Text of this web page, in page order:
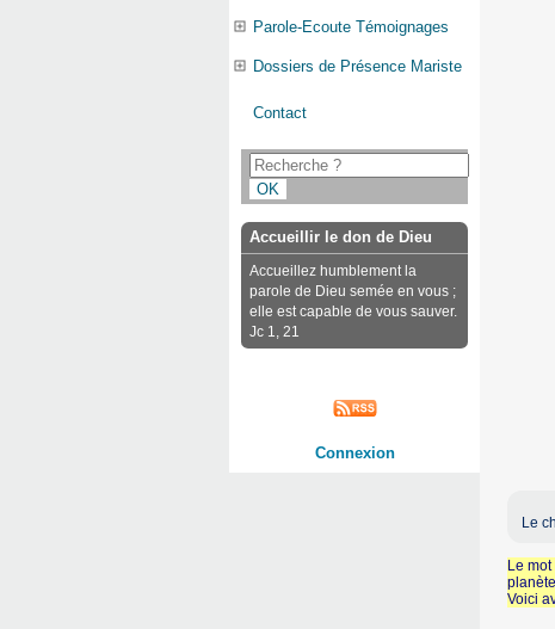
Le
Le
Voici
Parole-Ecoute Témoignages
Dossiers de Présence Mariste
Contact
Accueillir le don de Dieu
Accueillez humblement la
parole de Dieu semée en vous ;
elle est capable de vous sauver.
Jc 1, 21
Connexion